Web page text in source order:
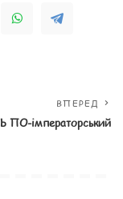
ВПЕРЕД
ПО-імператорський